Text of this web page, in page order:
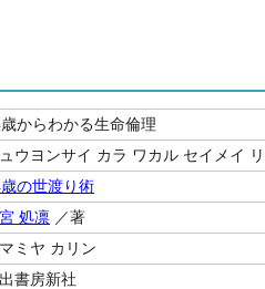
からわかる生命倫理
ウヨンサイ カラ ワカル セイメイ
の世渡り術
処凛 ／著
ミヤ カリン
書房新社